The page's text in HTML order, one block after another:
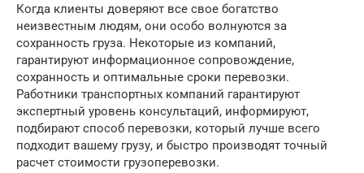
Когда клиенты доверяют все свое богатство
неизвестным людям, они особо волнуются за
сохранность груза. Некоторые из компаний,
гарантируют информационное сопровождение,
сохранность и оптимальные сроки перевозки.
Работники транспортных компаний гарантируют
экспертный уровень консультаций, информируют,
подбирают способ перевозки, который лучше всего
подходит вашему грузу, и быстро производят точный
расчет стоимости грузоперевозки.